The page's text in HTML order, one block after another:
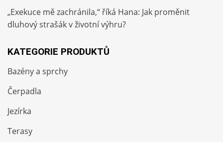
„Exekuce mě zachránila,“ říká Hana: Jak proměnit
dluhový strašák v životní výhru?
KATEGORIE PRODUKTŮ
Bazény a sprchy
Čerpadla
Jezírka
Terasy